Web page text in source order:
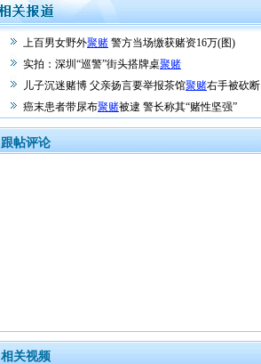
上百男女野外聚赌 警方当场缴获赌资16万(图)
实拍：深圳“巡警”街头搭牌桌聚赌
儿子沉迷赌博 父亲扬言要举报茶馆聚赌右手被砍断
癌末患者带尿布聚赌被逮 警长称其“赌性坚强”
跟帖评论
相关视频